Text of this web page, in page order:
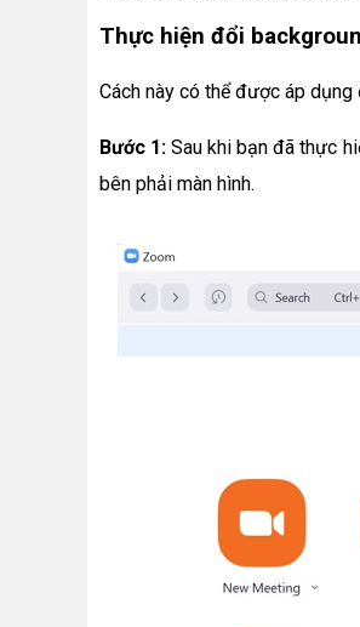
Thực hiện đổi
Cách này có thể được áp
Bước 1: Sau khi bạn đã thực
bên phải màn hình.